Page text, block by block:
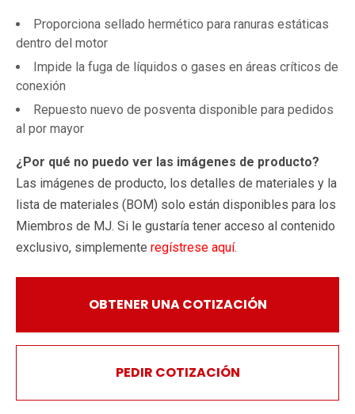
Proporciona sellado hermético para ranuras estáticas
dentro del motor
Impide la fuga de líquidos o gases en áreas críticos de
conexión
Repuesto nuevo de posventa disponible para pedidos
al por mayor
¿Por qué no puedo ver las imágenes de producto?
Las imágenes de producto, los detalles de materiales y la
lista de materiales (BOM) solo están disponibles para los
Miembros de MJ. Si le gustaría tener acceso al contenido
exclusivo, simplemente regístrese aquí.
OBTENER UNA COTIZACIÓN
PEDIR COTIZACIÓN